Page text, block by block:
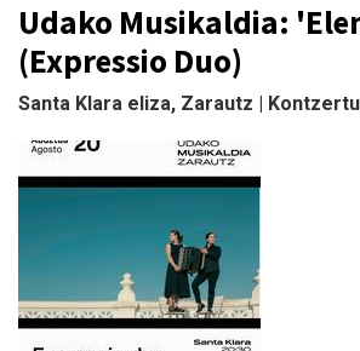
Udako Musikaldia:
(Expressio Duo)
Santa Klara eliza, Zarautz |